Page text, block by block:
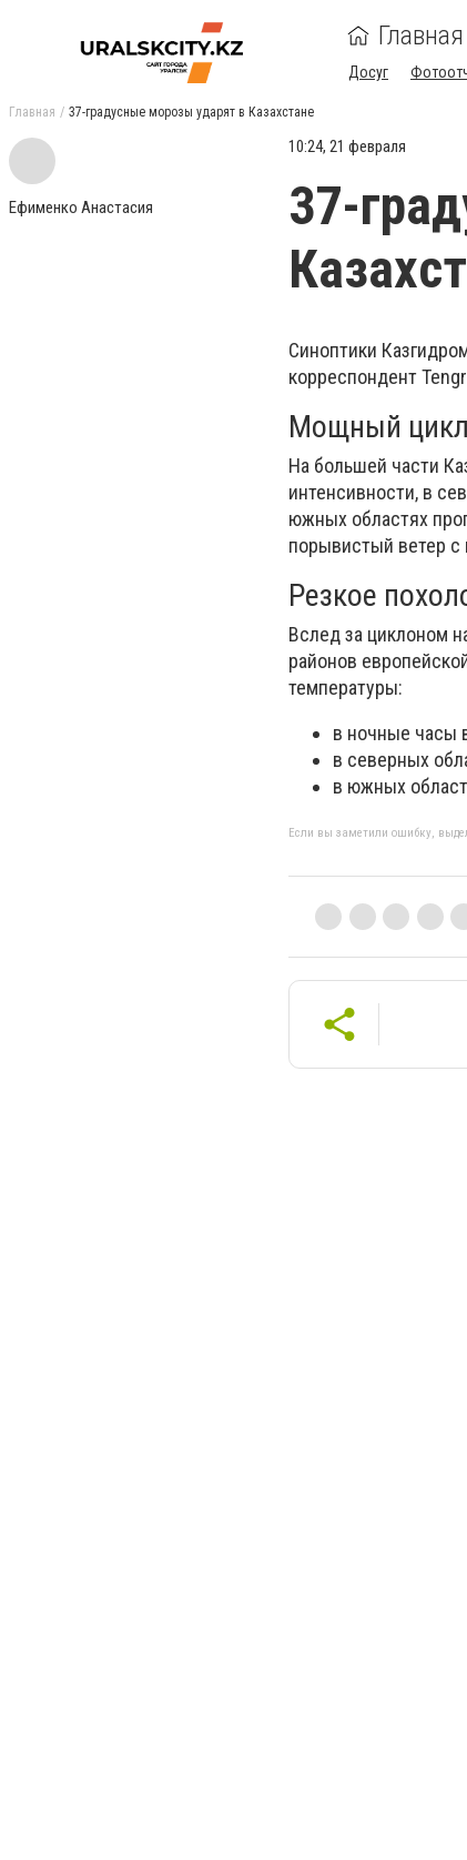
Главная
Досуг
Главная 37-градусные морозы ударят в Казахстане
Ефименко Анастасия
10:24, 21 февраля
37-
Синоптики
корреспондент
Мощный
На большей части
интенсивности, в
южных областях
порывистый ветер с
Резкое
Вслед за циклоном
районов
температуры:
в ночные часы
в северных
в южных
Если вы заметили ошибку,